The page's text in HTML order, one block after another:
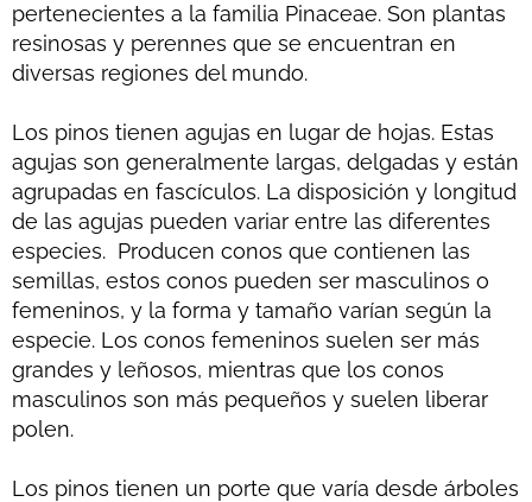
pertenecientes a la familia Pinaceae. Son plantas
resinosas y perennes que se encuentran en
diversas regiones del mundo.
Los pinos tienen agujas en lugar de hojas. Estas
agujas son generalmente largas, delgadas y están
agrupadas en fascículos. La disposición y longitud
de las agujas pueden variar entre las diferentes
especies. Producen conos que contienen las
semillas, estos conos pueden ser masculinos o
femeninos, y la forma y tamaño varían según la
especie. Los conos femeninos suelen ser más
grandes y leñosos, mientras que los conos
masculinos son más pequeños y suelen liberar
polen.
Los pinos tienen un porte que varía desde árboles